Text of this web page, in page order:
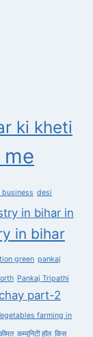
ki kheti
desi
in bihar in
in bihar
green pankaj
Pankaj Tripathi
part-2
farming in
कम्युनिटी हॉल किस